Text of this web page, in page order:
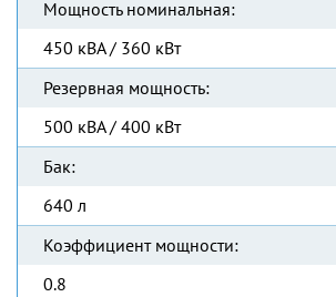
Мощность номинальная:
450 кВА / 360 кВт
Резервная мощность:
500 кВА / 400 кВт
Бак:
640 л
Коэффициент мощности:
0.8